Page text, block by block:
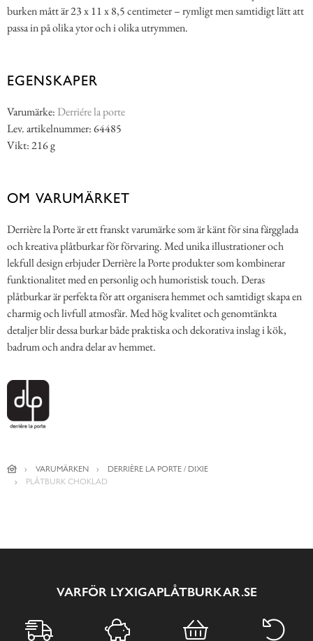
burken mått är 23 x 11 x 8,5 centimeter – rymligt men samtidigt lätt att
passa in på olika ytor och i olika utrymmen.
EGENSKAPER
Varumärke: Derriére la porte
Lev. artikelnummer: 64485
Vikt: 216 g
OM VARUMÄRKET
Derrière la Porte är ett franskt varumärke som är känt för sina färgglada
och kreativa plåtburkar för förvaring. Med unika illustrationer och
lekfull design erbjuder Derrière la Porte produkter som kombinerar
funktionalitet med en personlig och humoristisk touch. Deras
plåtburkar är perfekta för att organisera hemmet och samtidigt skapa en
charmig och livfull atmosfär. Med hög kvalitet och genomtänkta
detaljer blir dessa burkar både praktiska och dekorativa inslag i kök,
badrum och andra delar av hemmet.
VARUMÄRKEN
DERRIÈRE LA PORTE / DIXIE
PLÅTBURK CHOKLAD
VARFÖR LYXIGAPLÅTBURKAR.SE